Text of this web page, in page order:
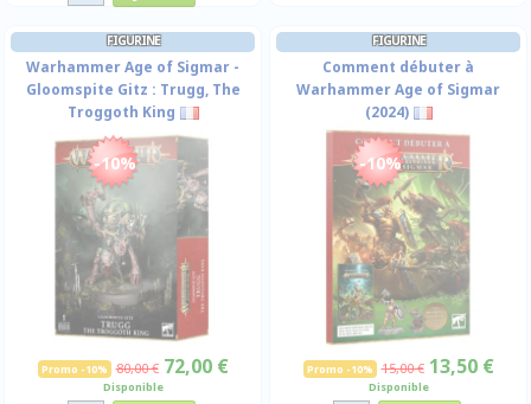
FIGURINE
Warhammer Age of Sigmar -
Gloomspite Gitz : Trugg, The
Troggoth King
-10%
Promo -10% 80,00 € 72,00 €
Disponible
FIGURINE
Comment débuter à
Warhammer Age of Sigmar
(2024)
-10%
Promo -10% 15,00 € 13,50 €
Disponible